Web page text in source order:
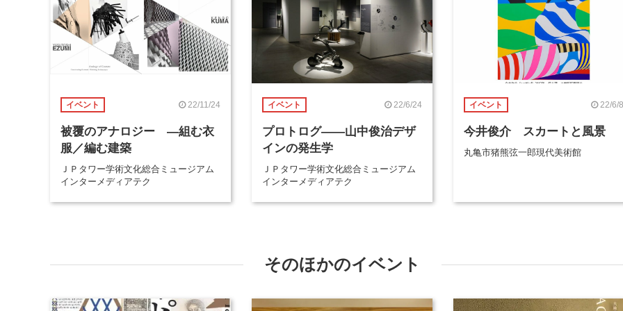
イベント 22/11/24
被覆のアナロジー ―組む衣
服／編む建築
ＪＰタワー学術文化総合ミュージアム
インターメディアテク
イベント 22/6/24
プロトログ――山中俊治デザ
インの発生学
ＪＰタワー学術文化総合ミュージアム
インターメディアテク
イベント 22/6/8
今井俊介 スカートと風景
丸亀市猪熊弦一郎現代美術館
そのほかのイベント